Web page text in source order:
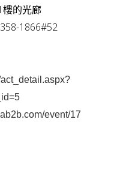
的光廊
1866#52
event/17